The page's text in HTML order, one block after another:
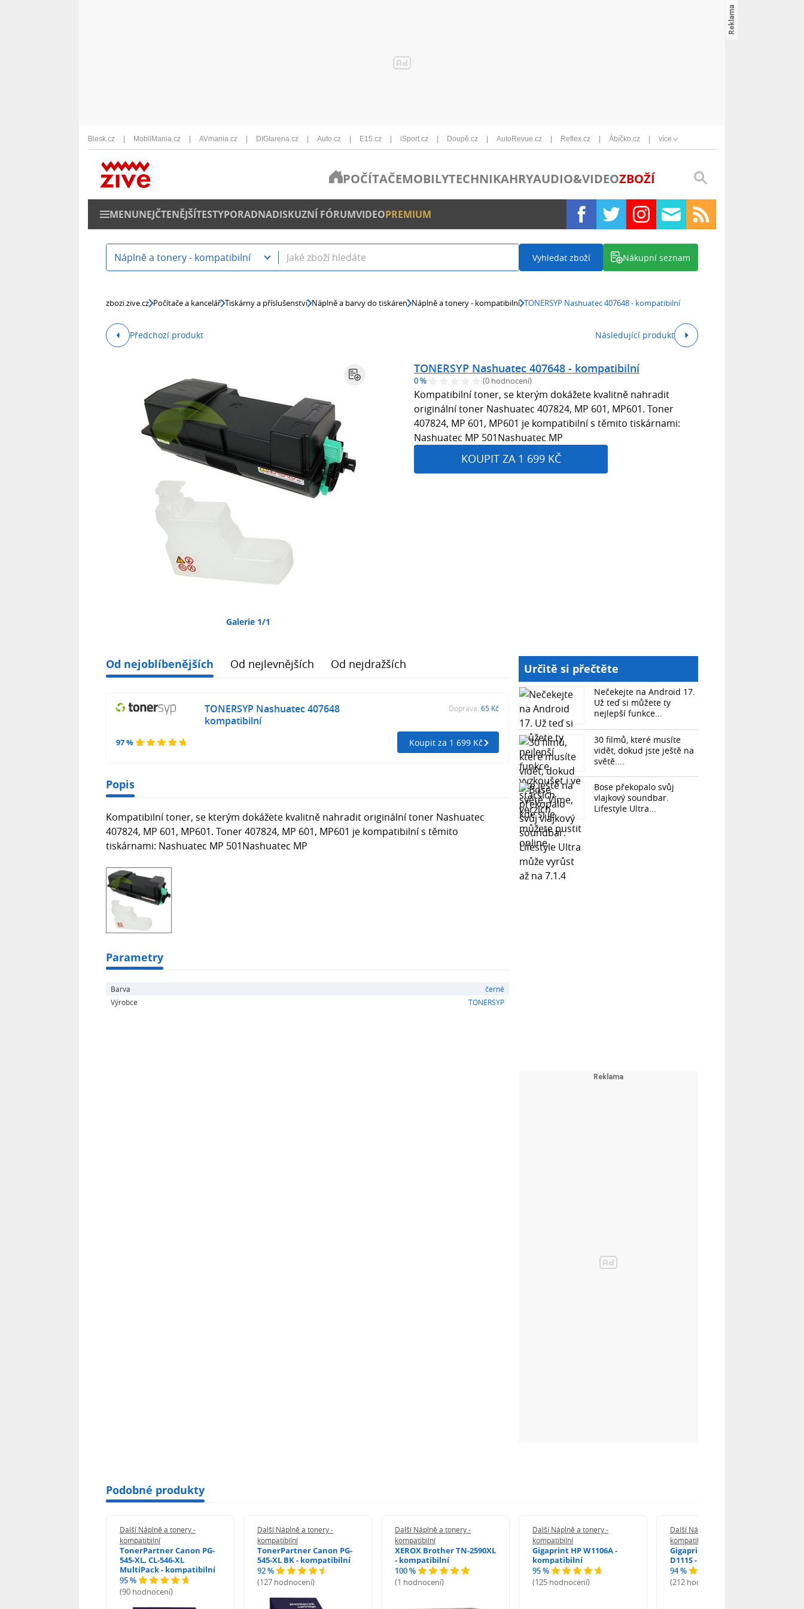
Blesk.cz MobilMania.cz AVmania.cz DIGIarena.cz Auto.cz E15.cz iSport.cz Doupě.cz AutoRevue.cz Reflex.cz Ábíčko.cz více
POČÍTAČEMOBILYTECHNIKAHRYAUDIO&VIDEOZBOŽÍ
MENUNEJČTENĚJŠÍTESTYPORADNADISKUZNÍ FÓRUMVIDEOPREMIUM
Náplně a tonery - kompatibilní Vyhledat zboží Nákupní seznam
zbozi.zive.cz Počítače a kancelář Tiskárny a příslušenství Náplně a barvy do tiskáren Náplně a tonery - kompatibilní TONERSYP Nashuatec 407648 - kompatibilní
Předchozí produkt Následující produkt
Galerie 1/1
TONERSYP Nashuatec 407648 - kompatibilní
0 % (0 hodnocení)
Kompatibilní toner, se kterým dokážete kvalitně nahradit
originální toner Nashuatec 407824, MP 601, MP601. Toner
407824, MP 601, MP601 je kompatibilní s těmito tiskárnami:
Nashuatec MP 501Nashuatec MP
KOUPIT ZA 1 699 KČ
Od nejoblíbenějších Od nejlevnějších Od nejdražších
97 %
TONERSYP Nashuatec 407648
kompatibilní
Doprava: 65 Kč
Koupit za 1 699 Kč
Popis
Kompatibilní toner, se kterým dokážete kvalitně nahradit originální toner Nashuatec
407824, MP 601, MP601. Toner 407824, MP 601, MP601 je kompatibilní s těmito
tiskárnami: Nashuatec MP 501Nashuatec MP
Parametry
Barva
černé
Výrobce
TONERSYP
Určitě si přečtěte
Nečekejte na Android 17.
Už teď si můžete ty
nejlepší funkce...
30 filmů, které musíte
vidět, dokud jste ještě na
světě....
Bose překopalo svůj
vlajkový soundbar.
Lifestyle Ultra...
Podobné produkty
Další Náplně a tonery -
kompatibilní
TonerPartner Canon PG-
545-XL, CL-546-XL
MultiPack - kompatibilní
95 %
(90 hodnocení)
Další Náplně a tonery -
kompatibilní
TonerPartner Canon PG-
545-XL BK - kompatibilní
92 %
(127 hodnocení)
Další Náplně a tonery -
kompatibilní
XEROX Brother TN-2590XL
- kompatibilní
100 %
(1 hodnocení)
Další Náplně a tonery -
kompatibilní
Gigaprint HP W1106A -
kompatibilní
95 %
(125 hodnocení)
Další Náplně a tonery -
kompatibilní
Gigaprint Samsung MLT-
D111S - kompatibilní
94 %
(212 hodnocení)